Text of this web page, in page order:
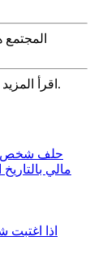
اقرأ .
حلف شخص
مالي
اذا